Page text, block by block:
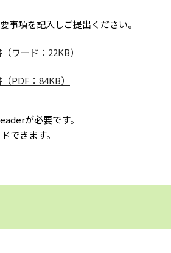
事項を記入しご提出ください。
ワード：22KB）
PDF：84KB）
が必要です。
できます。